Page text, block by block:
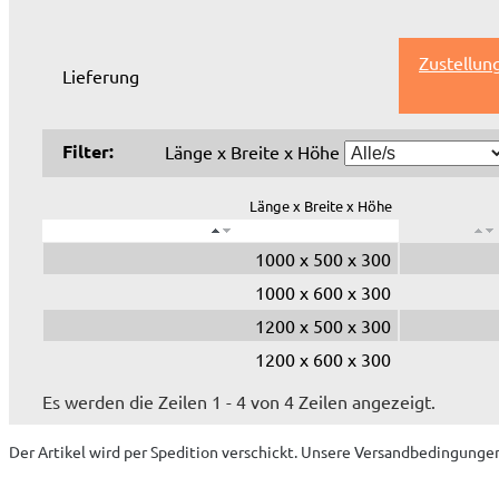
Lieferung
Filter: Länge x Breite x Höhe
Länge x Breite x Höhe
1000 x 500 x 300
1000 x 600 x 300
1200 x 500 x 300
1200 x 600 x 300
Es werden die Zeilen 1 - 4 von 4 Zeilen angezeigt.
Der Artikel wird per Spedition verschickt. Unsere